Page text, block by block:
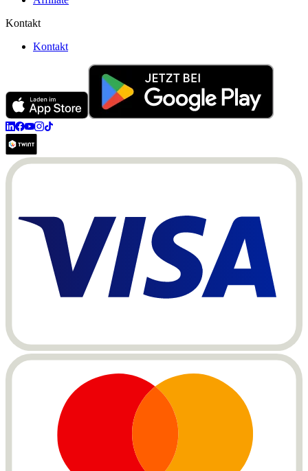
Kontakt
Kontakt